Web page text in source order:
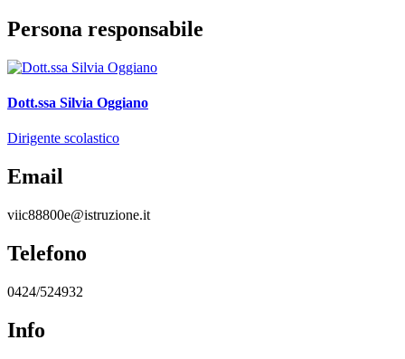
Persona responsabile
Dott.ssa Silvia Oggiano
Dirigente scolastico
Email
viic88800e@istruzione.it
Telefono
0424/524932
Info